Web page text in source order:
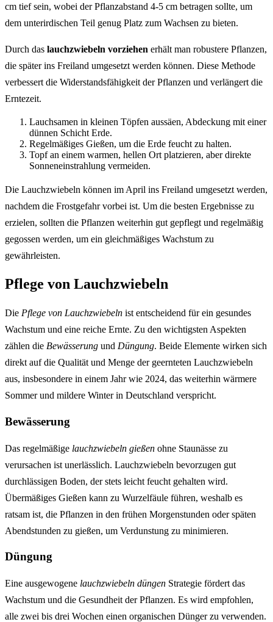
cm tief sein, wobei der Pflanzabstand 4-5 cm betragen sollte, um
dem unterirdischen Teil genug Platz zum Wachsen zu bieten.
Durch das lauchzwiebeln vorziehen erhält man robustere Pflanzen,
die später ins Freiland umgesetzt werden können. Diese Methode
verbessert die Widerstandsfähigkeit der Pflanzen und verlängert die
Erntezeit.
Lauchsamen in kleinen Töpfen aussäen, Abdeckung mit einer
dünnen Schicht Erde.
Regelmäßiges Gießen, um die Erde feucht zu halten.
Topf an einem warmen, hellen Ort platzieren, aber direkte
Sonneneinstrahlung vermeiden.
Die Lauchzwiebeln können im April ins Freiland umgesetzt werden,
nachdem die Frostgefahr vorbei ist. Um die besten Ergebnisse zu
erzielen, sollten die Pflanzen weiterhin gut gepflegt und regelmäßig
gegossen werden, um ein gleichmäßiges Wachstum zu
gewährleisten.
Pflege von Lauchzwiebeln
Die Pflege von Lauchzwiebeln ist entscheidend für ein gesundes
Wachstum und eine reiche Ernte. Zu den wichtigsten Aspekten
zählen die Bewässerung und Düngung. Beide Elemente wirken sich
direkt auf die Qualität und Menge der geernteten Lauchzwiebeln
aus, insbesondere in einem Jahr wie 2024, das weiterhin wärmere
Sommer und mildere Winter in Deutschland verspricht.
Bewässerung
Das regelmäßige lauchzwiebeln gießen ohne Staunässe zu
verursachen ist unerlässlich. Lauchzwiebeln bevorzugen gut
durchlässigen Boden, der stets leicht feucht gehalten wird.
Übermäßiges Gießen kann zu Wurzelfäule führen, weshalb es
ratsam ist, die Pflanzen in den frühen Morgenstunden oder späten
Abendstunden zu gießen, um Verdunstung zu minimieren.
Düngung
Eine ausgewogene lauchzwiebeln düngen Strategie fördert das
Wachstum und die Gesundheit der Pflanzen. Es wird empfohlen,
alle zwei bis drei Wochen einen organischen Dünger zu verwenden.